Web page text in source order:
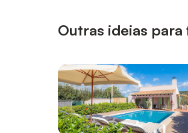
Outras ideias